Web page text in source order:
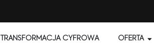
TRANSFORMACJA CYFROWA OFERTA